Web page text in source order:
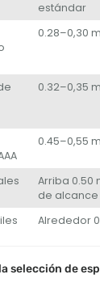
estándar
0.28–0,30
0.32–0,35
0.45–0,55
Arriba 0.50
de alcance
Alrededor
selección de